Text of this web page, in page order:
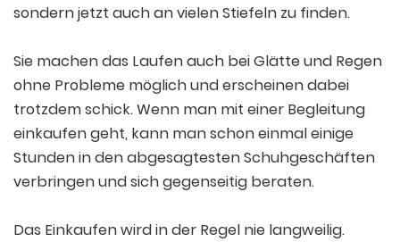
sondern jetzt auch an vielen Stiefeln zu finden.
Sie machen das Laufen auch bei Glätte und Regen
ohne Probleme möglich und erscheinen dabei
trotzdem schick. Wenn man mit einer Begleitung
einkaufen geht, kann man schon einmal einige
Stunden in den abgesagtesten Schuhgeschäften
verbringen und sich gegenseitig beraten.
Das Einkaufen wird in der Regel nie langweilig.